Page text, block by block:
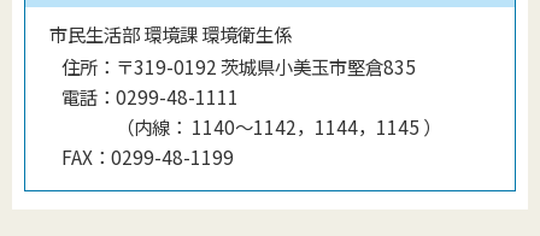
市民生活部 環境課 環境衛生係
住所： 〒319-0192 茨城県小美玉市堅倉835
電話： 0299-48-1111
（内線 ： 1140〜1142，1144，1145 ）
FAX： 0299-48-1199